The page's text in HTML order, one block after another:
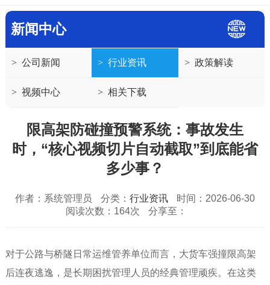
新闻中心
> 公司新闻 > 行业资讯 > 政策解读
> 视频中心 > 相关下载
限高架防碰撞预警系统：事故发生
时，“核心视频切片自动截取”到底能省
多少事？
作者：系统管理员 分类： 行业资讯
时间：2026-06-30
阅读次数：164次
分享至：
对于公路与桥隧日常运维管养单位而言，大货车强撞限高架
后连夜逃逸，是长期困扰管理人员的经典管理顽疾。在这类